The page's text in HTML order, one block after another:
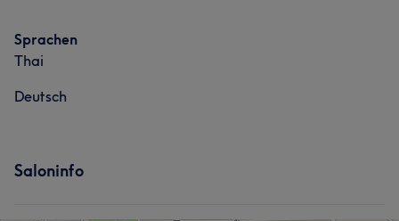
Sprachen
Thai
Deutsch
Saloninfo